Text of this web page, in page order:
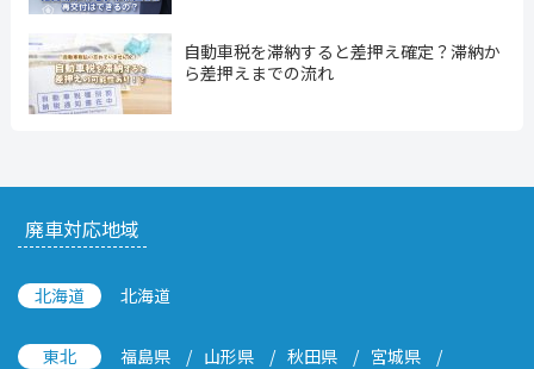
自動車税を滞納すると差押え確定？滞納か
ら差押えまでの流れ
廃車対応地域
北海道 北海道
東北 福島県 山形県 秋田県
宮城県